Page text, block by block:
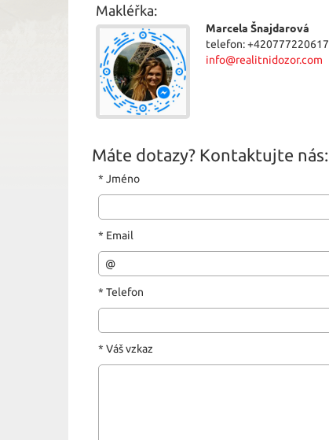
Makléřka:
Marcela Šnajdarová
telefon: +420777220617
info@realitnidozor.com
Máte dotazy? Kontaktujte nás:
* Jméno
* Email
* Telefon
* Váš vzkaz